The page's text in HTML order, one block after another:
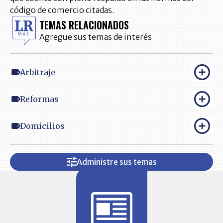
código de comercio citadas.
TEMAS RELACIONADOS
Agregue sus temas de interés
Arbitraje
Reformas
Domicilios
Administre sus temas